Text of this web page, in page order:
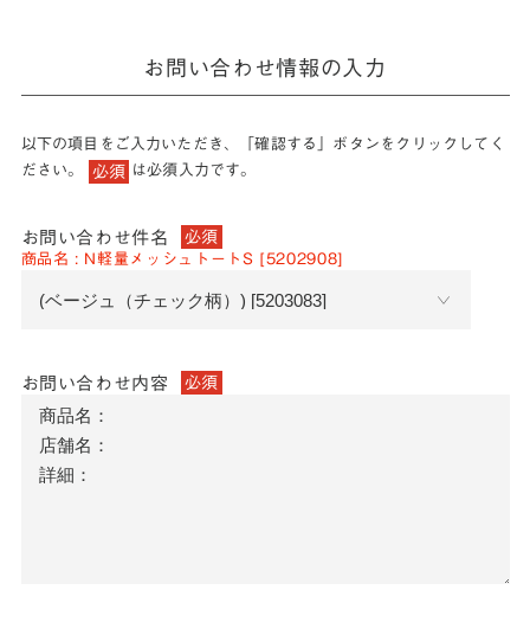
お問い合わせ情報の入力
以下の項目をご入力いただき、「確認する」ボタンをクリックしてく
ださい。
必須 は必須入力です。
お問い合わせ件名 必須
商品名 : N軽量メッシュトートS [5202908]
お問い合わせ内容 必須